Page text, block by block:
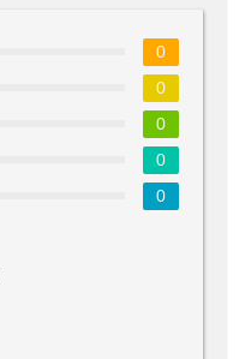
0
0
0
0
0